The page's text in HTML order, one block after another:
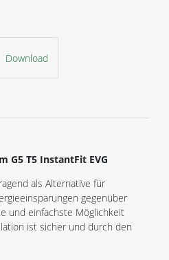
Download
G5 T5 InstantFit EVG
als Alternative für
gegenüber
und einfachste Möglichkeit
ist sicher und durch den